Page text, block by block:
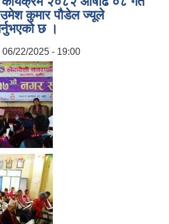
कुमार पौडेल ज्यूले
छ ।
06/22/2025 - 19:00